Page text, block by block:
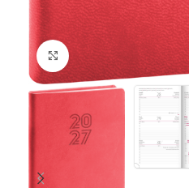
Klikněte pro zvětšení